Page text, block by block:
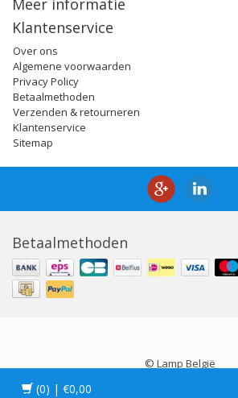
Meer informatie
Klantenservice
Over ons
Algemene voorwaarden
Privacy Policy
Betaalmethoden
Verzenden & retourneren
Klantenservice
Sitemap
Betaalmethoden
© Lamp België
(0) | €0,00